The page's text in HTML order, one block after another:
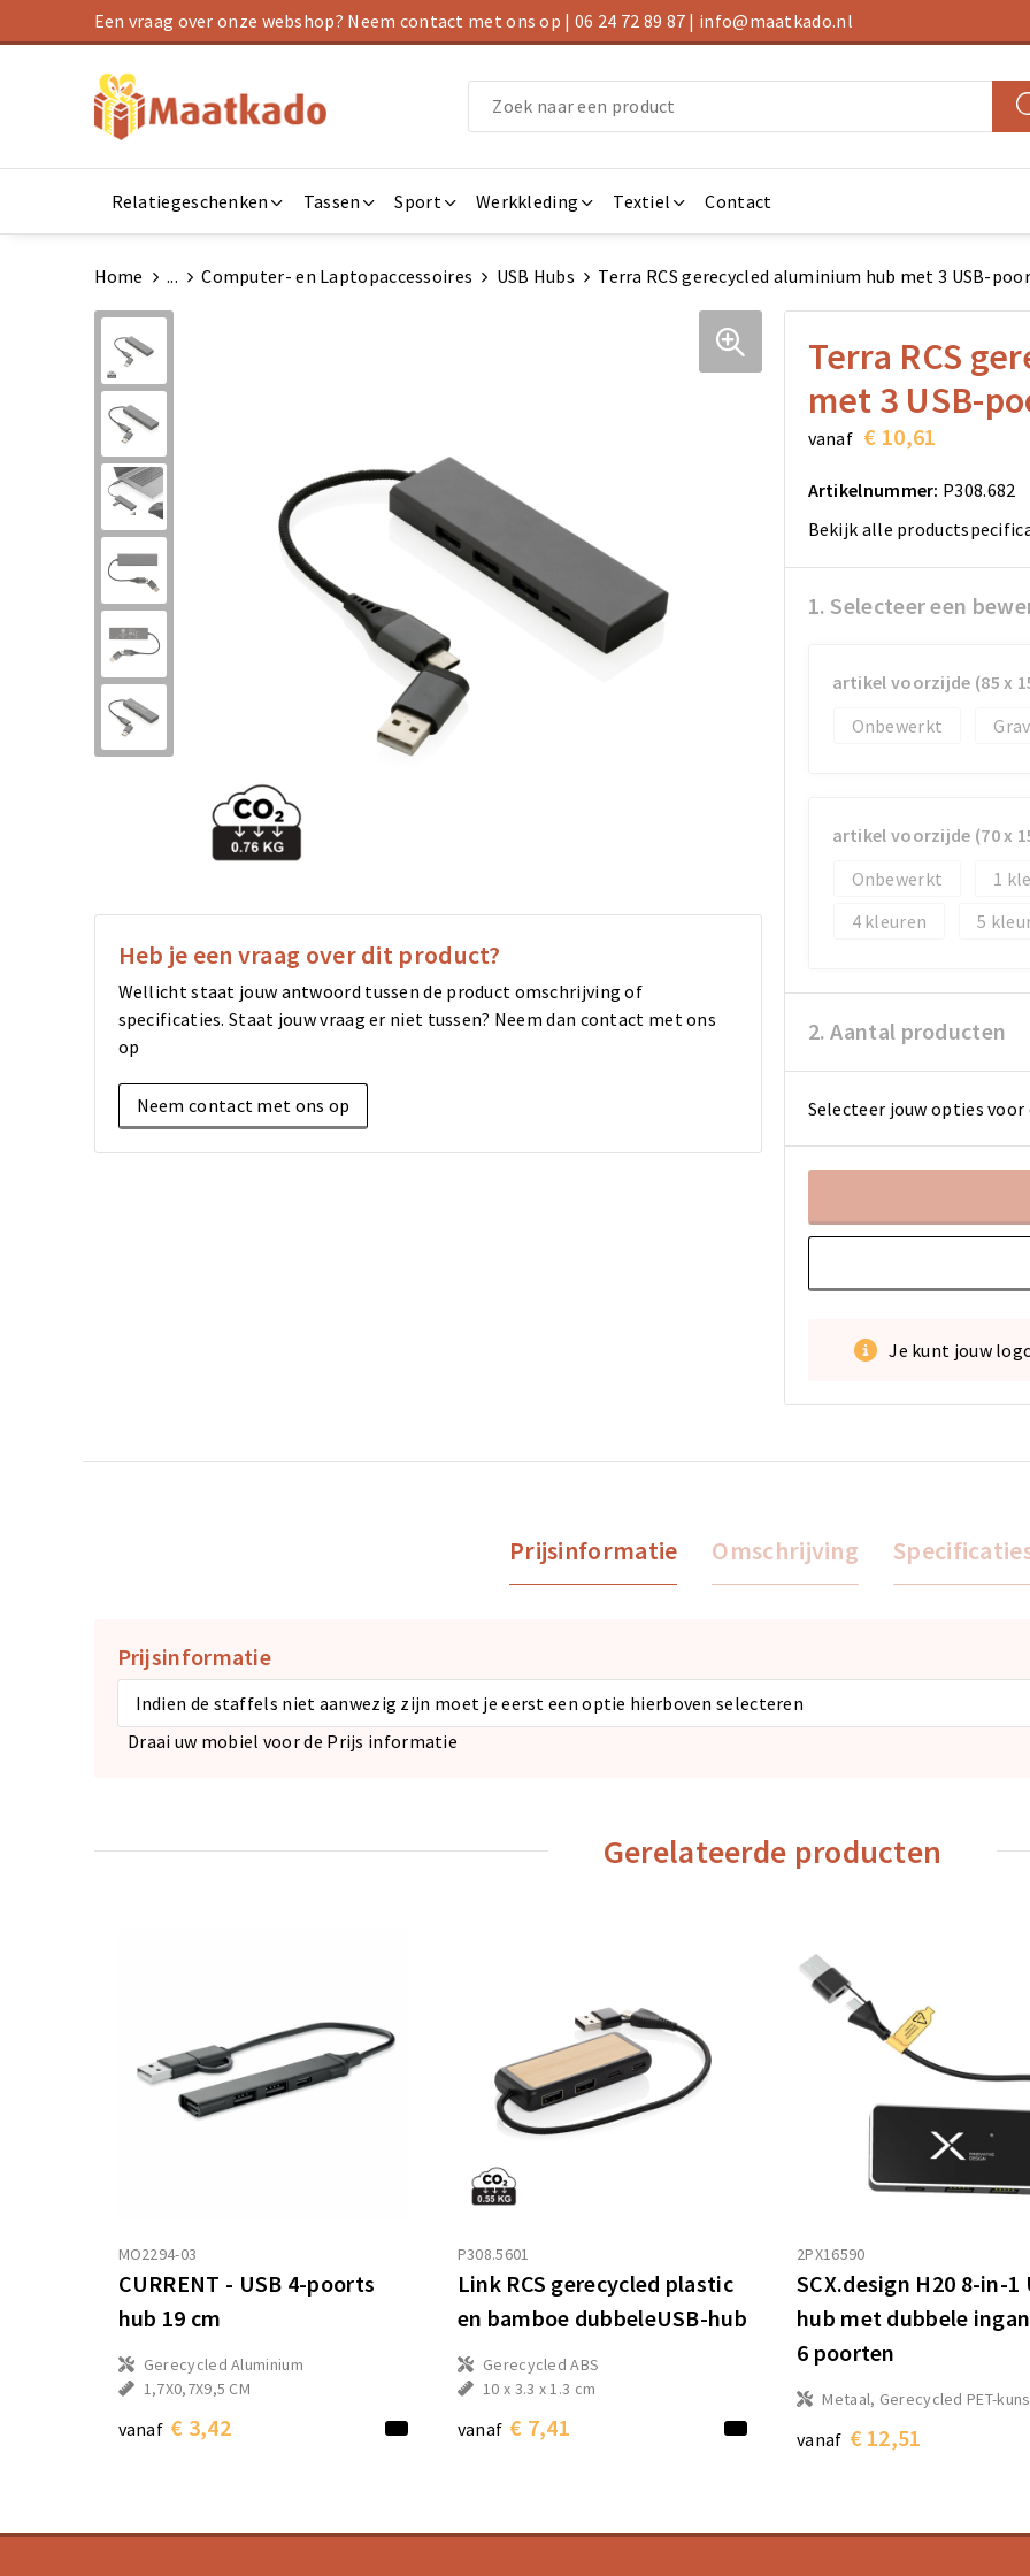
Een vraag over onze webshop? Neem contact met ons op | 06 24 72 89 87 | info@maatkado.nl
Relatiegeschenken Tassen Sport Werkkleding Textiel Contact
Home ... Computer- en Laptopaccessoires USB Hubs Terra RCS gerecycled aluminium hub met 3 USB-
Heb je een vraag over dit product?
Wellicht staat jouw antwoord tussen de product omschrijving of
specificaties. Staat jouw vraag er niet tussen? Neem dan contact met ons
op
Neem contact met ons op
Terra RCS
met 3 USB-
vanaf € 10,61
Artikelnummer: P308.682
Bekijk alle
1. Selecteer een
artikel voorzijde (85 x
Onbewerkt
artikel voorzijde (70 x
Onbewerkt
1
4
5
2. Aantal producten
Selecteer jouw opties voor
Je kunt jouw
Prijsinformatie Omschrijving
Prijsinformatie
Indien de staffels niet aanwezig zijn moet je eerst een optie hierboven selecteren
Draai uw mobiel voor de Prijs informatie
Gerelateerde producten
MO2294-03
CURRENT - USB 4-poorts
hub 19 cm
Gerecycled Aluminium
1,7X0,7X9,5 CM
vanaf € 3,42
P308.5601
Link RCS gerecycled plastic
en bamboe dubbeleUSB-hub
Gerecycled ABS
10 x 3.3 x 1.3 cm
vanaf € 7,41
2PX16590
SCX.design H20 8-in-1
hub met dubbele
6 poorten
Metaal, Gerecycled PET-
vanaf € 12,51